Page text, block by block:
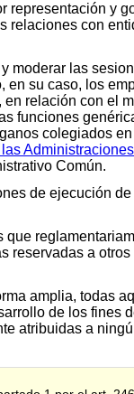
representación y
relaciones con
moderar las
en su caso, los
en relación con el
funciones
colegiados en
Común.
de ejecución
que
reservadas a
amplia, todas
de los fines
atribuidas a